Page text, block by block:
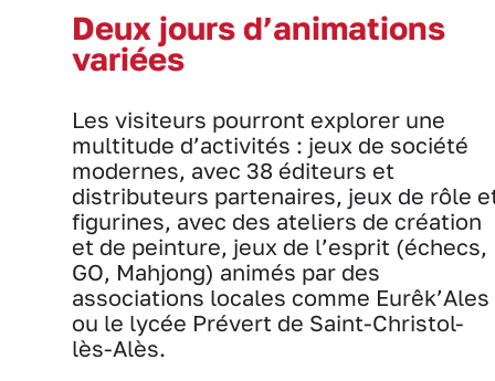
Deux jours d’animations
variées
Les visiteurs pourront explorer une
multitude d’activités : jeux de société
modernes, avec 38 éditeurs et
distributeurs partenaires, jeux de rôle
figurines, avec des ateliers de création
et de peinture, jeux de l’esprit (échecs,
GO, Mahjong) animés par des
associations locales comme Eurêk’Ales
ou le lycée Prévert de Saint-Christol-
lès-Alès.